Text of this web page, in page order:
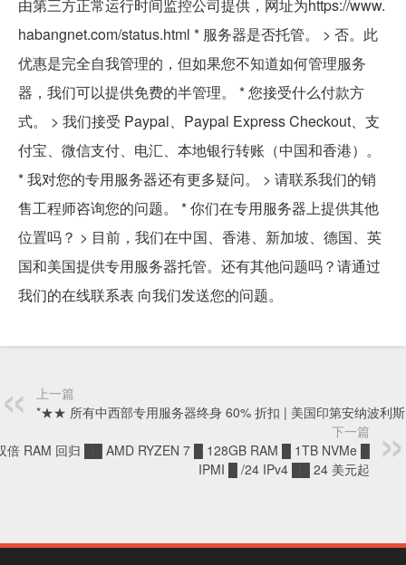
由第三方正常运行时间监控公司提供，网址为https://www.
habangnet.com/status.html * 服务器是否托管。 > 否。此
优惠是完全自我管理的，但如果您不知道如何管理服务
器，我们可以提供免费的半管理。 * 您接受什么付款方
式。 > 我们接受 Paypal、Paypal Express Checkout、支
付宝、微信支付、电汇、本地银行转账（中国和香港）。
* 我对您的专用服务器还有更多疑问。 > 请联系我们的销
售工程师咨询您的问题。 * 你们在专用服务器上提供其他
位置吗？ > 目前，我们在中国、香港、新加坡、德国、英
国和美国提供专用服务器托管。还有其他问题吗？请通过
我们的在线联系表 向我们发送您的问题。
上一篇
*★★ 所有中西部专用服务器终身 60% 折扣 | 美国印第安纳波利
下一篇
倍 RAM 回归 ██ AMD RYZEN 7 █ 128GB RAM █ 1TB NVMe █
IPMI █ /24 IPv4 ██ 24 美元起